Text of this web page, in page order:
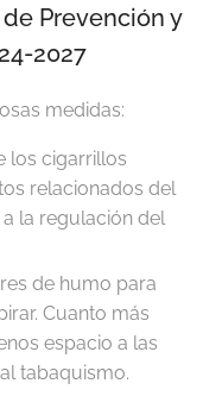
Prevención y
2027
medidas:
los cigarrillos
relacionados del
la regulación del
de humo para
Cuanto más
espacio a las
tabaquismo.